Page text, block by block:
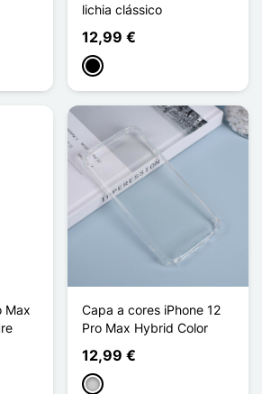
lichia clássico
12,99 €
Preto
Max
Capa a cores iPhone 12
Pro Max Hybrid Color
12,99 €
Transparente